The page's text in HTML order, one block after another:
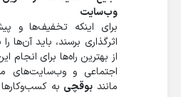
وب‌سایت
برای اینکه تخفیف‌ها و
اثرگذاری برسند، باید آن‌ها
از بهترین راه‌ها برای انجام
اجتماعی و وب‌سایت‌های
مانند بوقچی به